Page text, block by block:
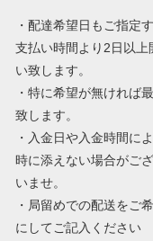
・配達希望日もご指定
支払い時間より2日以
い致します。
・特に希望が無ければ
致します。
・入金日や入金時間に
時に添えない場合がご
いませ。
・局留めでの配送をご
にしてご記入ください